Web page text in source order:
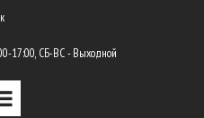
17:00, СБ-ВС - Выходной